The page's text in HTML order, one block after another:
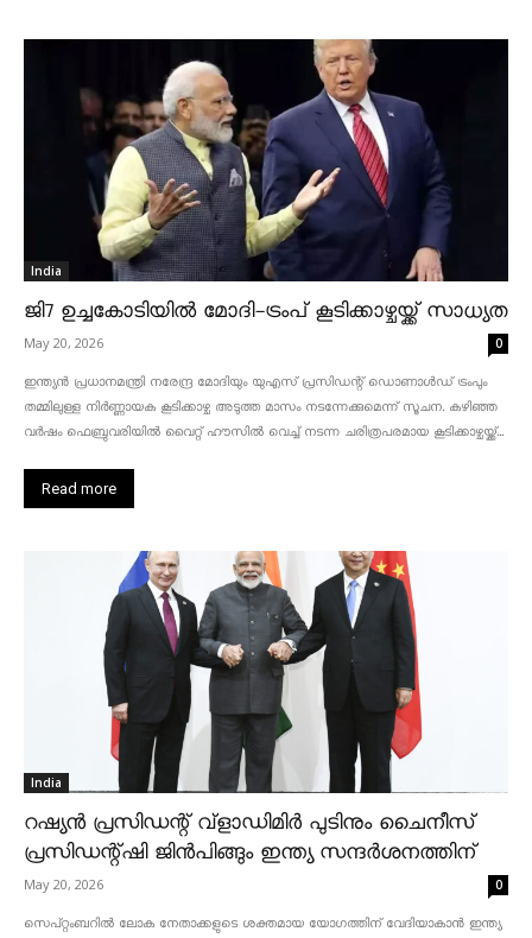
India
ജി7 ഉച്ചകോടിയിൽ മോദി-ട്രംപ് കൂടിക്കാഴ്ചയ്ക്ക് സാധ്യത
May 20, 2026 0
ഇന്ത്യൻ പ്രധാനമന്ത്രി നരേന്ദ്ര മോദിയും യുഎസ് പ്രസിഡന്റ് ഡൊണാൾഡ് ട്രംപും
തമ്മിലുള്ള നിർണ്ണായക കൂടിക്കാഴ്ച അടുത്ത മാസം നടന്നേക്കുമെന്ന് സൂചന. കഴിഞ്ഞ
വർഷം ഫെബ്രുവരിയിൽ വൈറ്റ് ഹൗസിൽ വെച്ച് നടന്ന ചരിത്രപരമായ കൂടിക്കാഴ്ചയ്ക്ക്...
Read more
India
റഷ്യൻ പ്രസിഡന്റ് വ്‌ളാഡിമിർ പുടിനും ചൈനീസ്
പ്രസിഡന്റ്ഷി ജിൻപിങ്ങും ഇന്ത്യ സന്ദർശനത്തിന്
May 20, 2026 0
സെപ്റ്റംബറിൽ ലോക നേതാക്കളുടെ ശക്തമായ യോഗത്തിന് വേദിയാകാൻ ഇന്ത്യ